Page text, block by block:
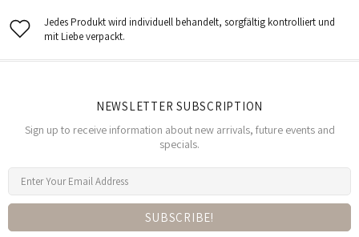
Jedes Produkt wird individuell behandelt, sorgfältig kontrolliert und
mit Liebe verpackt.
NEWSLETTER SUBSCRIPTION
Sign up to receive information about new arrivals, future events and
specials.